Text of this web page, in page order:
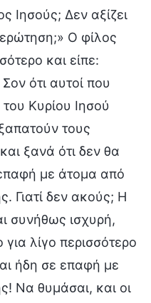
Ιησούς; Δεν αξίζει
Ο φίλος
και είπε:
ότι αυτοί που
Κυρίου Ιησού
τους
ξανά ότι δεν θα
με άτομα από
Γιατί δεν ακούς; Η
συνήθως ισχυρή,
λίγο περισσότερο
ήδη σε επαφή με
Να θυμάσαι, και οι